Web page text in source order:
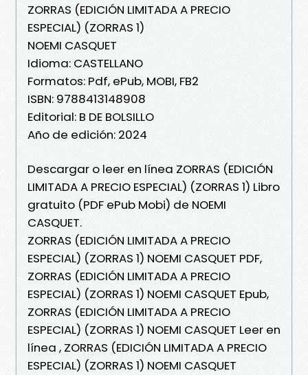
ZORRAS (EDICIÓN LIMITADA A PRECIO
ESPECIAL) (ZORRAS 1)
NOEMI CASQUET
Idioma: CASTELLANO
Formatos: Pdf, ePub, MOBI, FB2
ISBN: 9788413148908
Editorial: B DE BOLSILLO
Año de edición: 2024
Descargar o leer en línea ZORRAS (EDICIÓN
LIMITADA A PRECIO ESPECIAL) (ZORRAS 1) Libro
gratuito (PDF ePub Mobi) de NOEMI
CASQUET.
ZORRAS (EDICIÓN LIMITADA A PRECIO
ESPECIAL) (ZORRAS 1) NOEMI CASQUET PDF,
ZORRAS (EDICIÓN LIMITADA A PRECIO
ESPECIAL) (ZORRAS 1) NOEMI CASQUET Epub,
ZORRAS (EDICIÓN LIMITADA A PRECIO
ESPECIAL) (ZORRAS 1) NOEMI CASQUET Leer en
línea , ZORRAS (EDICIÓN LIMITADA A PRECIO
ESPECIAL) (ZORRAS 1) NOEMI CASQUET